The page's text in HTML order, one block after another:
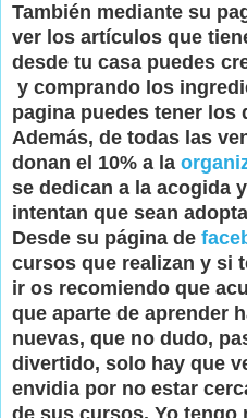
También mediante su
ver los artículos que
desde tu casa puedes
y comprando los
pagina puedes tener los
Además, de todas las
donan el 10% a la
se dedican a la acogida
intentan que sean
Desde su página de
cursos que realizan y si
ir os recomiendo que
que aparte de aprender
nuevas, que no dudo,
divertido, solo hay que
envidia por no estar